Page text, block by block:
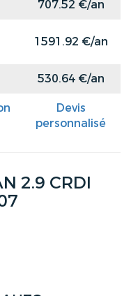
707.52 €/an
1591.92 €/an
530.64 €/an
Devis
personnalisé
2.9 CRDI